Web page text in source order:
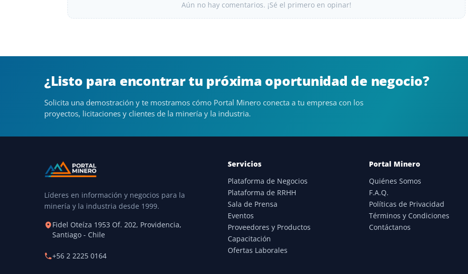
Aún no hay comentarios. ¡Sé el primero en opinar!
¿Listo para encontrar tu próxima oportunidad de negocio?
Solicita una demostración y te mostramos cómo Portal Minero conecta a tu empresa con los
proyectos, licitaciones y clientes de la minería y la industria.
Líderes en información y negocios para la
minería y la industria desde 1999.
Fidel Oteíza 1953 Of. 202, Providencia,
Santiago - Chile
+56 2 2225 0164
Servicios
Plataforma de Negocios
Plataforma de RRHH
Sala de Prensa
Eventos
Proveedores y Productos
Capacitación
Ofertas Laborales
Portal Minero
Quiénes Somos
F.A.Q.
Políticas de Privacidad
Términos y Condiciones
Contáctanos